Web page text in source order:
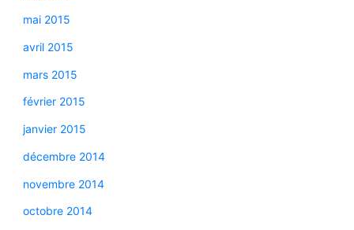
mai 2015
avril 2015
mars 2015
février 2015
janvier 2015
décembre 2014
novembre 2014
octobre 2014